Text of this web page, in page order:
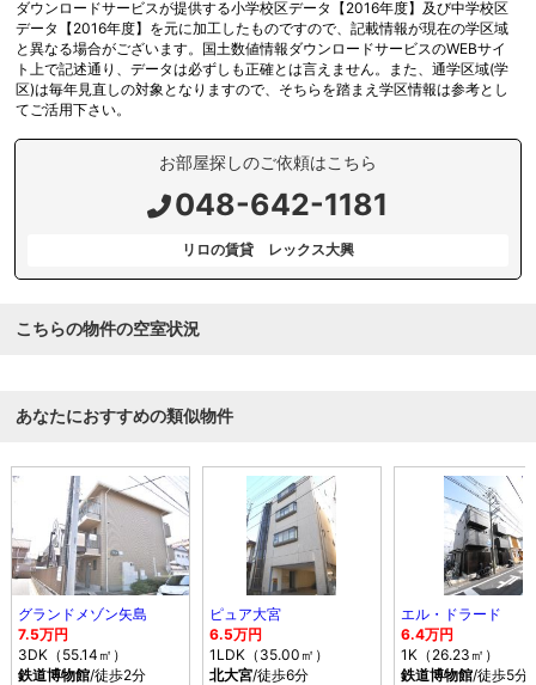
ダウンロードサービスが提供する小学校区データ【2016年度】及び中学校区
データ【2016年度】を元に加工したものですので、記載情報が現在の学区域
と異なる場合がございます。国土数値情報ダウンロードサービスのWEBサイ
ト上で記述通り、データは必ずしも正確とは言えません。また、通学区域(学
区)は毎年見直しの対象となりますので、そちらを踏まえ学区情報は参考とし
てご活用下さい。
お部屋探しのご依頼はこちら
048-642-1181
リロの賃貸 レックス大興
こちらの物件の空室状況
あなたにおすすめの類似物件
グランドメゾン矢島
7.5万円
3DK（55.14㎡）
鉄道博物館/徒歩2分
ピュア大宮
6.5万円
1LDK（35.00㎡）
北大宮/徒歩6分
エル・ドラード
6.4万円
1K（26.23㎡）
鉄道博物館/徒歩5分